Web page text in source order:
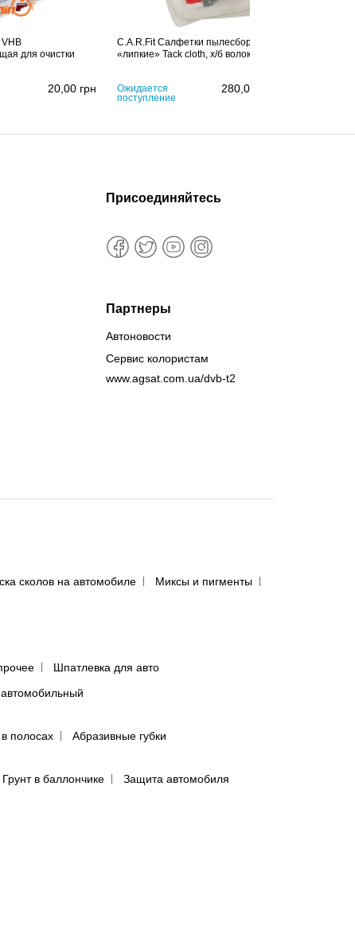
для очистки
20,00 грн
C.A.R.Fit Салфетки пылесборные
«липкие» Tack cloth, х/б волокно
Ожидается
поступление
280,00
Присоединяйтесь
Партнеры
Автоновости
Сервис колористам
www.agsat.com.ua/dvb-t2
сколов на автомобиле
Миксы и пигменты
Шпатлевка для авто
полосах
Абразивные губки
Грунт в баллончике
Защита автомобиля